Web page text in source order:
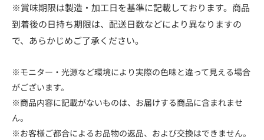
※賞味期限は製造・加工日を基準に記載しております。商品
到着後の日持ち期限は、配送日数などにより異なりますの
で、あらかじめご了承ください。
※モニター・光源など環境により実際の色味と違って見える場合
がございます。
※商品内容に記載がないものは、お届けする商品に含まれませ
ん。
※お客様ご都合によるお品物の返品、および交換はできません。